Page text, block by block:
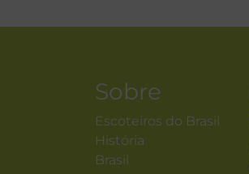
Sobre
Escoteiros do Brasil
História
Brasil